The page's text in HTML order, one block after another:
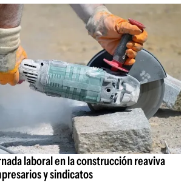
laboral en la construcción reaviva
y sindicatos